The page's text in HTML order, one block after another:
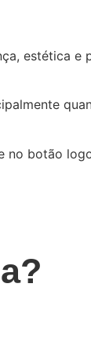
estética e
no botão